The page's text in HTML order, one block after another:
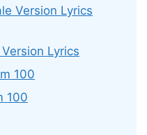
Version Lyrics
Lyrics
100
100